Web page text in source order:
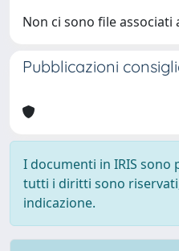
Non ci sono file
Pubblicazioni
I documenti in IRIS
tutti i diritti sono
indicazione.